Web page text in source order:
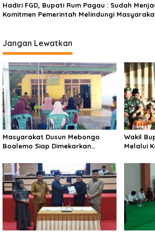
Hadiri FGD, Bupati Rum Pagau : Sudah
Komitmen Pemerintah Melindungi
Jangan Lewatkan
Masyarakat Dusun Mebongo
Boalemo Siap Dimekarkan
Wakil
Melalui
Pramuka